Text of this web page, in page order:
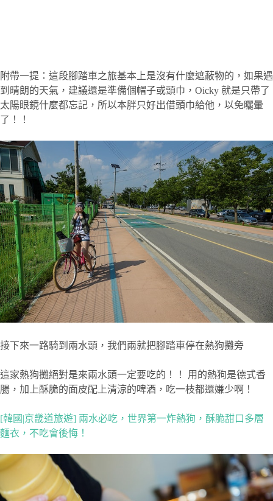
附帶一提：這段腳踏車之旅基本上是沒有什麼遮蔽物的，如果遇
到晴朗的天氣，建議還是準備個帽子或頭巾，Oicky 就是只帶了
太陽眼鏡什麼都忘記，所以本胖只好出借頭巾給他，以免曬暈
了！！
接下來一路騎到兩水頭，我們兩就把腳踏車停在熱狗攤旁
這家熱狗攤絕對是來兩水頭一定要吃的！！ 用的熱狗是德式香
腸，加上酥脆的面皮配上清涼的啤酒，吃一枝都還嫌少啊！
[韓國|京畿道旅遊] 兩水必吃，世界第一炸熱狗，酥脆甜口多層
麵衣，不吃會後悔！